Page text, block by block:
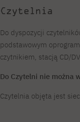
Czytelnia
Do dyspozycji
podstawowym
czytnikiem, stacją CD/
Do Czytelni nie można
Czytelnia objęta jest